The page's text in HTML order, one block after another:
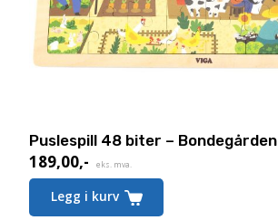
Puslespill 48 biter – Bondegården
189,00,-
Nåværende
pris
eks. mva.
Legg i kurv